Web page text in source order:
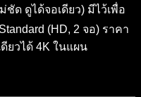
ชัด ดูได้จอเดียว) มีไว้เพื่อ
(HD, 2 จอ) ราคา
ยวได้ 4K ในแผน